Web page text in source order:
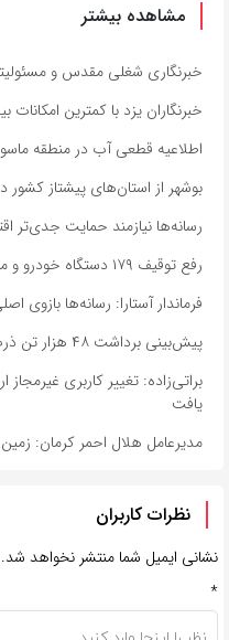
مشاهده بیشتر
خبرنگاری شغلی مقدس و
خبرنگاران یزد با کمترین امکانات
اطلاعیه قطعی آب در منطقه
بوشهر از استان‌های پیشتاز
رسانه‌ها نیازمند حمایت جدی‌تر
رفع توقیف ۱۷۹ دستگاه خودرو و موتورسیکلت با دستور دادستان فردوس
فرماندار آستارا: رسانه‌ها
پیش‌بینی برداشت ۴۸ هزار تن ذرت علوفه‌ای در خراسان جنوبی
یافت
مدیرعامل هلال احمر کرمان: زمین لرزه ۴.۶ ریشتری گلباف
نظرات کاربران
نشانی ایمیل شما منتشر نخواهد شد.
*